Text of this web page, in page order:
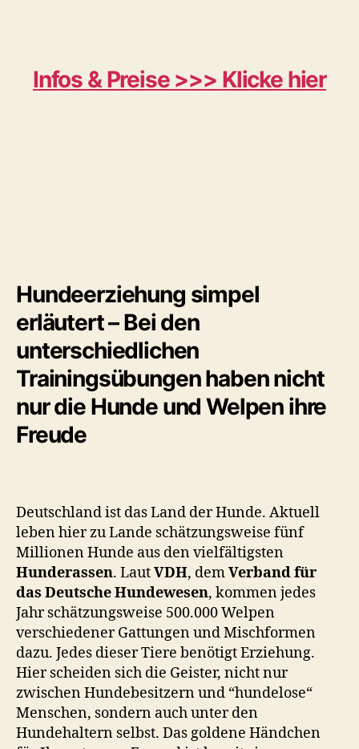
Infos & Preise >>> Klicke hier
Hundeerziehung simpel
erläutert – Bei den
unterschiedlichen
Trainingsübungen haben nicht
nur die Hunde und Welpen ihre
Freude
Deutschland ist das Land der Hunde. Aktuell
leben hier zu Lande schätzungsweise fünf
Millionen Hunde aus den vielfältigsten
Hunderassen. LautVDH, demVerband für
das Deutsche Hundewesen, kommen jedes
Jahr schätzungsweise 500.000 Welpen
verschiedener Gattungen und Mischformen
dazu. Jedes dieser Tiere benötigt Erziehung.
Hier scheiden sich die Geister, nicht nur
zwischen Hundebesitzern und “hundelose“
Menschen, sondern auch unter den
Hundehaltern selbst. Das goldene Händchen